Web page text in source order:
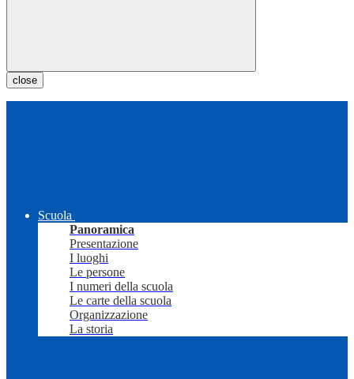
close
Scuola
Panoramica
Presentazione
I luoghi
Le persone
I numeri della scuola
Le carte della scuola
Organizzazione
La storia